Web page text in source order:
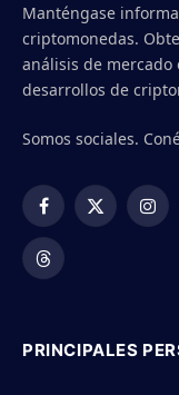
Manténgase
criptomonedas.
análisis de
desarrollos de
Somos sociales.
Facebook
X
Threads
PRINCIPALES